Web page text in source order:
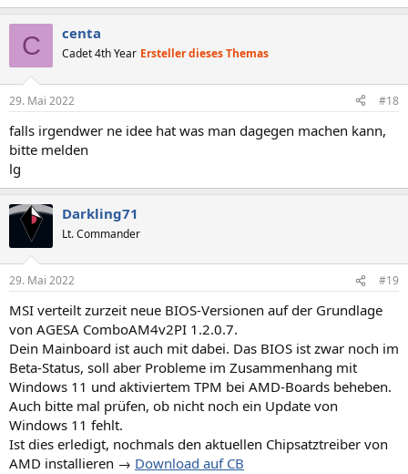
C centa
Cadet 4th Year Ersteller dieses Themas
29. Mai 2022 #18
falls irgendwer ne idee hat was man dagegen machen kann,
bitte melden
lg
Darkling71
Lt. Commander
29. Mai 2022 #19
MSI verteilt zurzeit neue BIOS-Versionen auf der Grundlage
von AGESA ComboAM4v2PI 1.2.0.7.
Dein Mainboard ist auch mit dabei. Das BIOS ist zwar noch im
Beta-Status, soll aber Probleme im Zusammenhang mit
Windows 11 und aktiviertem TPM bei AMD-Boards beheben.
Auch bitte mal prüfen, ob nicht noch ein Update von
Windows 11 fehlt.
Ist dies erledigt, nochmals den aktuellen Chipsatztreiber von
AMD installieren → Download auf CB